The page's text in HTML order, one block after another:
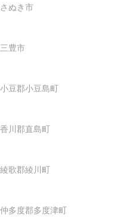
さぬき市
三豊市
小豆郡小豆島町
香川郡直島町
綾歌郡綾川町
仲多度郡多度津町